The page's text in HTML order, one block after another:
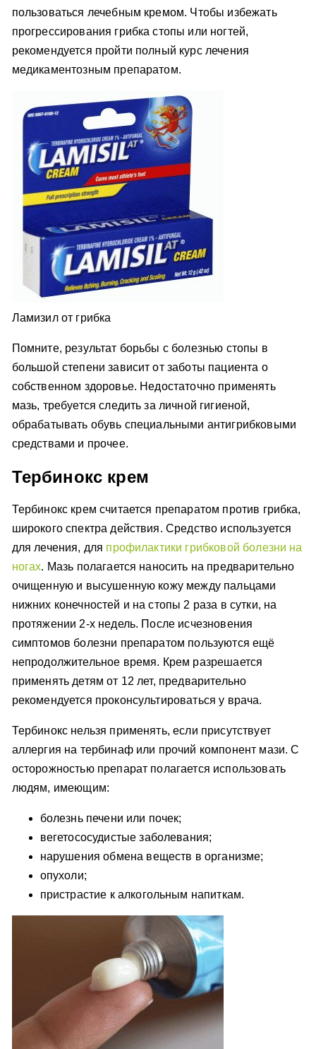
пользоваться лечебным кремом. Чтобы избежать
прогрессирования грибка стопы или ногтей,
рекомендуется пройти полный курс лечения
медикаментозным препаратом.
Ламизил от грибка
Помните, результат борьбы с болезнью стопы в
большой степени зависит от заботы пациента о
собственном здоровье. Недостаточно применять
мазь, требуется следить за личной гигиеной,
обрабатывать обувь специальными антигрибковыми
средствами и прочее.
Тербинокс крем
Тербинокс крем считается препаратом против грибка,
широкого спектра действия. Средство используется
для лечения, для профилактики грибковой болезни на
ногах. Мазь полагается наносить на предварительно
очищенную и высушенную кожу между пальцами
нижних конечностей и на стопы 2 раза в сутки, на
протяжении 2-х недель. После исчезновения
симптомов болезни препаратом пользуются ещё
непродолжительное время. Крем разрешается
применять детям от 12 лет, предварительно
рекомендуется проконсультироваться у врача.
Тербинокс нельзя применять, если присутствует
аллергия на тербинаф или прочий компонент мази. С
осторожностью препарат полагается использовать
людям, имеющим:
болезнь печени или почек;
вегетососудистые заболевания;
нарушения обмена веществ в организме;
опухоли;
пристрастие к алкогольным напиткам.